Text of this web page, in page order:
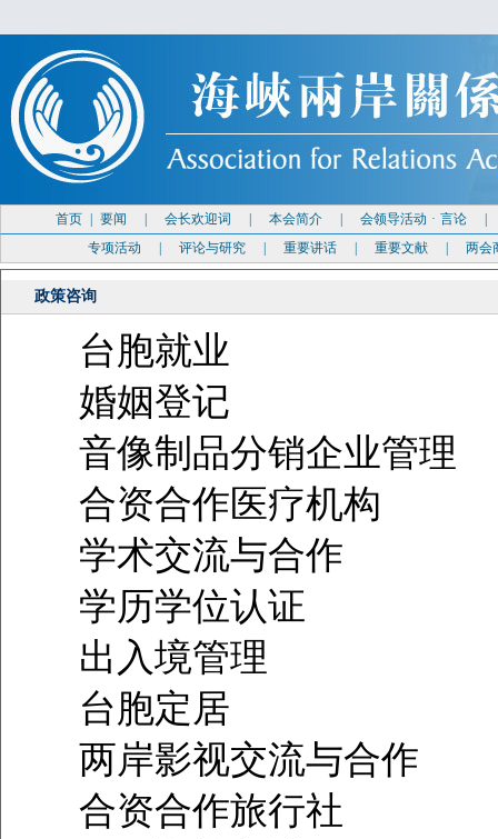
首页 要闻 会长欢迎词 本会简介 会领导活动 · 言论
专项活动
评论与研究 重要讲话 重要文献 两会
政策咨询
台胞就业
婚姻登记
音像制品分销企业管理
合资合作医疗机构
学术交流与合作
学历学位认证
出入境管理
台胞定居
两岸影视交流与合作
合资合作旅行社